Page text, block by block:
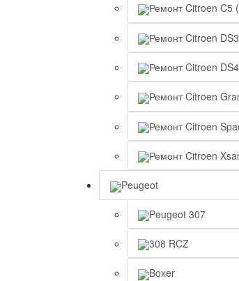
Ремонт Citroen C5
Ремонт Citroen
Ремонт Citroen
Ремонт Citroen
Ремонт Citroen
Ремонт Citroen
Peugeot
Peugeot 307
308 RCZ
Boxer